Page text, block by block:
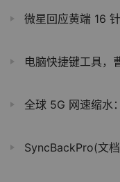
微星回应黄端 16
电脑快捷键工具，
全球 5G 网速缩水
SyncBackPro(文